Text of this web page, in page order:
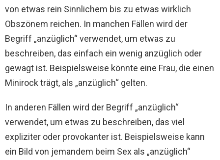
von etwas rein Sinnlichem bis zu etwas wirklich
Obszönem reichen. In manchen Fällen wird der
Begriff „anzüglich“ verwendet, um etwas zu
beschreiben, das einfach ein wenig anzüglich oder
gewagt ist. Beispielsweise könnte eine Frau, die einen
Minirock trägt, als „anzüglich“ gelten.
In anderen Fällen wird der Begriff „anzüglich“
verwendet, um etwas zu beschreiben, das viel
expliziter oder provokanter ist. Beispielsweise kann
ein Bild von jemandem beim Sex als „anzüglich“